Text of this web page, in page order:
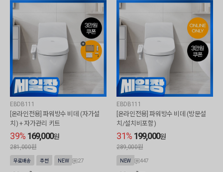
EBDB111
[온라인전용] 파워방수 비데 (자가설
치) + 자가관리 키트
39% 169,000원
281,000원
무료배송 추천 NEW 27
EBDB111
[온라인전용] 파워방수 비데 (방문설
치/설치비포함)
31% 199,000원
289,000원
NEW 447